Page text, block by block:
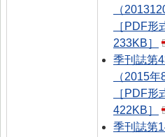
（
［PDF形
233KB］
季刊誌第
（2015年
［PDF形
422KB］
季刊誌第